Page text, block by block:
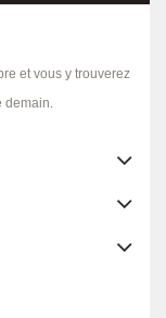
et vous y trouverez
demain.